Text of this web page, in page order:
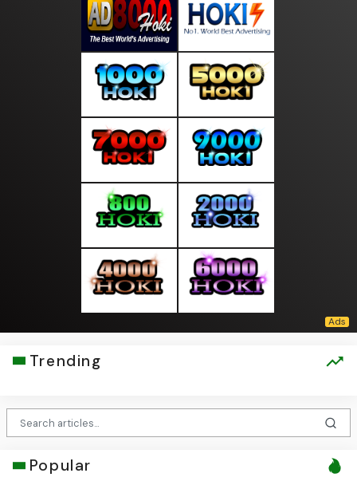
Trending
Popular